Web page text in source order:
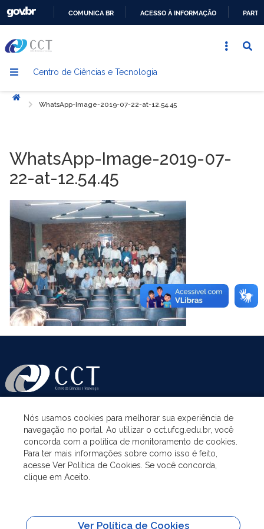
CONTEÚDO
COMUNICA BR ACESSO À INFORMAÇÃO
Centro de Ciências e Tecnologia
Início
WhatsApp-Image-2019-07-22-at-12.54.45
WhatsApp-Image-2019-07-
22-at-12.54.45
ASSUNTOS
ACESSO À INFORMAÇÃO
SITES IMPORTANTES
Nós usamos cookies para melhorar sua experiência de
navegação no portal. Ao utilizar o cct.ufcg.edu.br, você
concorda com a política de monitoramento de cookies.
Para ter mais informações sobre como isso é feito,
acesse Ver Política de Cookies. Se você concorda,
clique em Aceito.
Ver Política de Cookies